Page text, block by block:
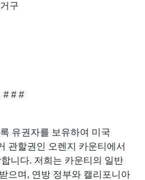
구
# # #
유권자를 보유하여 미국
관할권인 오렌지 카운티에서
니다. 저희는 카운티의 일반
으며, 연방 정부와 캘리포니아